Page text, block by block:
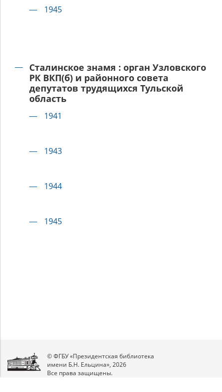
1945
Сталинское знамя : орган Узловского
РК ВКП(б) и районного совета
депутатов трудящихся Тульской
область
1941
1943
1944
1945
© ФГБУ «Президентская библиотека
имени Б.Н. Ельцина», 2026
Все права защищены.